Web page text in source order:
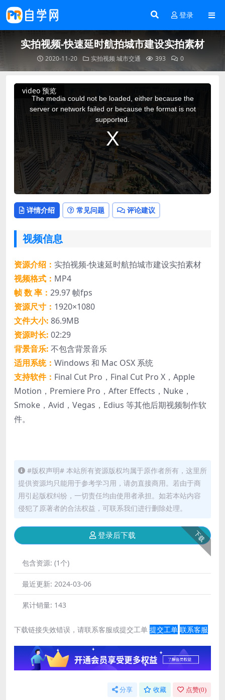
登录
实拍视频-快速延时航拍城市建设实拍素材
2020-11-20 实拍视频 城市交通 393 0
video 预览
This
The media could not be loaded, either because the
server or network failed or because the format is not
supported.
详情介绍 常见问题 评论建议
视频信息
资源介绍： 实拍视频-快速延时航拍城市建设实拍素材
视频格式： MP4
帧 数 率： 29.97 帧fps
资源尺寸： 1920×1080
文件大小: 86.9MB
资源时长: 02:29
背景音乐: 不包含背景音乐
适用系统： Windows 和 Mac OSX 系统
支持软件： Final Cut Pro，Final Cut Pro X，Apple
Motion，Premiere Pro，After Effects，Nuke，
Smoke，Avid，Vegas，Edius 等其他后期视频制作软
件。
#版权声明# 本站所有资源版权均属于原作者所有，这里所
提供资源均只能用于参考学习用，请勿直接商用。若由于商
用引起版权纠纷，一切责任均由使用者承担。如若本站内容
侵犯了原著者的合法权益，可联系我们进行删除处理。
下载
登录后下载
包含资源: (1个)
最近更新: 2024-03-06
累计销量: 143
下载链接失效错误，请联系客服或提交工单 提交工单 联系客服
分享 收藏 点赞(0)